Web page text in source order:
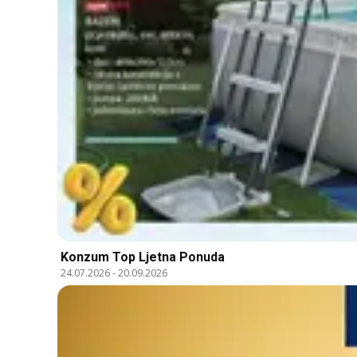
Konzum Top Ljetna Ponuda
24.07.2026-20.09.2026